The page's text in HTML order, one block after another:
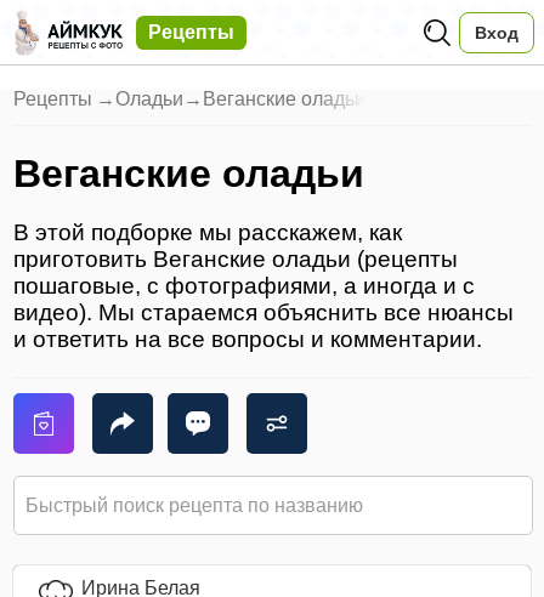
Рецепты Вход
Рецепты →Оладьи → Веганские оладьи
Веганские оладьи
В этой подборке мы расскажем, как
приготовить Веганские оладьи (рецепты
пошаговые, с фотографиями, а иногда и с
видео). Мы стараемся объяснить все нюансы
и ответить на все вопросы и комментарии.
Ирина Белая